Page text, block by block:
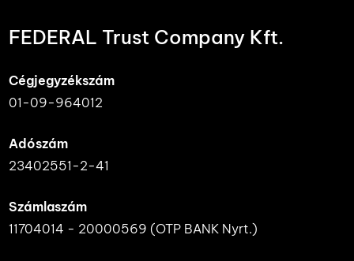
FEDERAL Trust Company Kft.
Cégjegyzékszám
01-09-964012
Adószám
23402551-2-41
Számlaszám
11704014 - 20000569 (OTP BANK Nyrt.)